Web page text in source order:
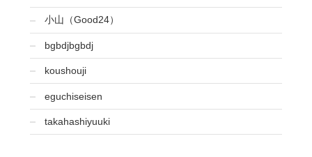
小山（Good24）
bgbdjbgbdj
koushouji
eguchiseisen
takahashiyuuki